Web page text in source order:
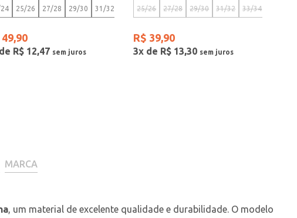
25/26 27/28 29/30 31/32
49,90
R$ 12,47
25/26 27/28 29/30 31/32 33/34
R$ 39,90
3x de R$ 13,30
MARCA
, um material de excelente qualidade e durabilidade. O modelo